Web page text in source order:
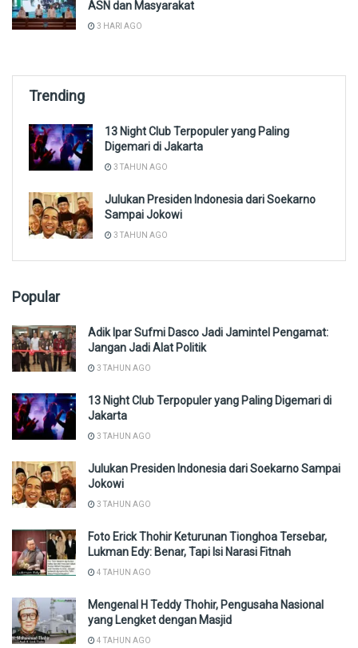
ASN dan Masyarakat
3 HARI AGO
Trending
13 Night Club Terpopuler yang Paling
Digemari di Jakarta
3 TAHUN AGO
Julukan Presiden Indonesia dari Soekarno
Sampai Jokowi
3 TAHUN AGO
Popular
Adik Ipar Sufmi Dasco Jadi Jamintel Pengamat:
Jangan Jadi Alat Politik
3 TAHUN AGO
13 Night Club Terpopuler yang Paling Digemari di
Jakarta
3 TAHUN AGO
Julukan Presiden Indonesia dari Soekarno Sampai
Jokowi
3 TAHUN AGO
Foto Erick Thohir Keturunan Tionghoa Tersebar,
Lukman Edy: Benar, Tapi Isi Narasi Fitnah
4 TAHUN AGO
Mengenal H Teddy Thohir, Pengusaha Nasional
yang Lengket dengan Masjid
4 TAHUN AGO